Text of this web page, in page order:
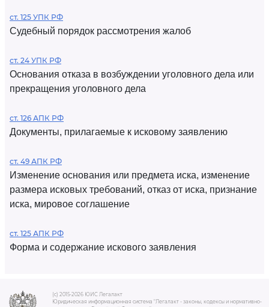
ст. 125 УПК РФ
Судебный порядок рассмотрения жалоб
ст. 24 УПК РФ
Основания отказа в возбуждении уголовного дела или
прекращения уголовного дела
ст. 126 АПК РФ
Документы, прилагаемые к исковому заявлению
ст. 49 АПК РФ
Изменение основания или предмета иска, изменение
размера исковых требований, отказ от иска, признание
иска, мировое соглашение
ст. 125 АПК РФ
Форма и содержание искового заявления
(c) 2015-2026 ЮИС Легалакт
Юридическая информационная система "Легалакт - законы, кодексы и нормативно-